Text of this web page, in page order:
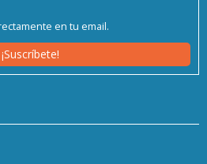
en tu email.
¡Suscríbete!